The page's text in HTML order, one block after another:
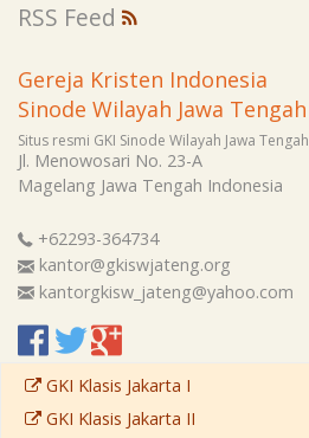
RSS Feed
Gereja Kristen Indonesia
Sinode Wilayah Jawa Tengah
Situs resmi GKI Sinode Wilayah Jawa Tengah
Jl. Menowosari No. 23-A
Magelang Jawa Tengah Indonesia
+62293-364734
kantor@gkiswjateng.org
kantorgkisw_jateng@yahoo.com
GKI Klasis Jakarta I
GKI Klasis Jakarta II